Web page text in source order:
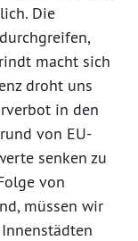
Die
macht sich
droht uns
in den
von EU-
senken zu
von
müssen wir